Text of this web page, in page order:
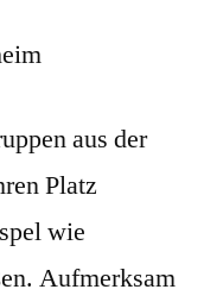
aus der
Platz
wie
Aufmerksam